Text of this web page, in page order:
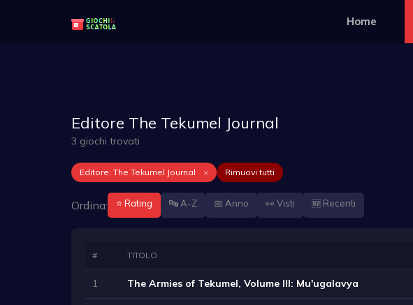
Home
Editore The Tekumel Journal
3 giochi trovati
Editore: The Tekumel Journal × Rimuovi tutti
Ordina: ⭐ Rating 🔤 A-Z 📅 Anno 👀 Visti 🆕 Recenti
# TITOLO
1 The Armies of Tekumel, Volume III: Mu'ugalavya